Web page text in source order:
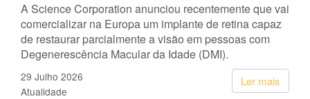
A Science Corporation anunciou recentemente que vai
comercializar na Europa um implante de retina capaz
de restaurar parcialmente a visão em pessoas com
Degenerescência Macular da Idade (DMI).
Ler mais
29 Julho 2026
Atualidade